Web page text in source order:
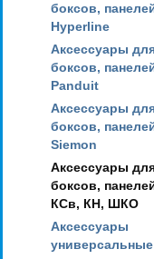
боксов,
Hyperline
Аксессуары
боксов,
Panduit
Аксессуары
боксов,
Siemon
Аксессуары
боксов,
КСв, КН, ШКО
Аксессуары
универсальные